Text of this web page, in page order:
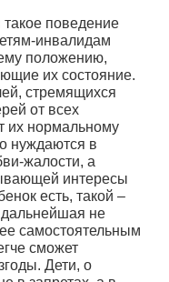
поведение
инвалидам
положению,
их состояние.
стремящихся
от всех
их нормальному
нуждаются в
жалости, а
интересы
есть, такой –
не
самостоятельным
сможет
Дети, о